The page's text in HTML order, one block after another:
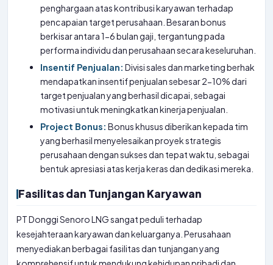
penghargaan atas kontribusi karyawan terhadap
pencapaian target perusahaan. Besaran bonus
berkisar antara 1-6 bulan gaji, tergantung pada
performa individu dan perusahaan secara keseluruhan.
Insentif Penjualan: Divisi sales dan marketing berhak
mendapatkan insentif penjualan sebesar 2-10% dari
target penjualan yang berhasil dicapai, sebagai
motivasi untuk meningkatkan kinerja penjualan.
Project Bonus: Bonus khusus diberikan kepada tim
yang berhasil menyelesaikan proyek strategis
perusahaan dengan sukses dan tepat waktu, sebagai
bentuk apresiasi atas kerja keras dan dedikasi mereka.
Fasilitas dan Tunjangan Karyawan
PT Donggi Senoro LNG sangat peduli terhadap
kesejahteraan karyawan dan keluarganya. Perusahaan
menyediakan berbagai fasilitas dan tunjangan yang